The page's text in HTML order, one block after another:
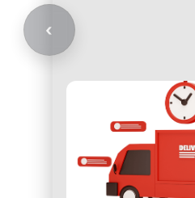
‹